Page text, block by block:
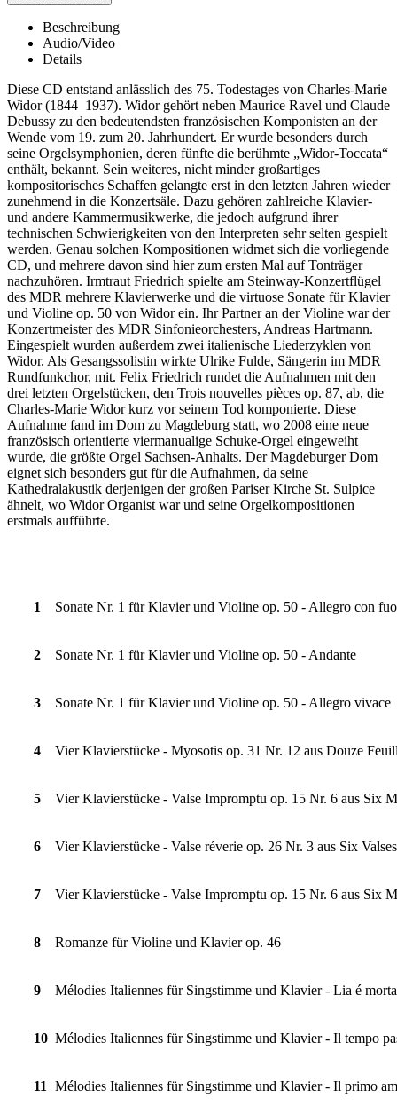
Beschreibung
Audio/Video
Details
Diese CD entstand anlässlich des 75. Todestages von Charles-Marie
Widor (1844–1937). Widor gehört neben Maurice Ravel und Claude
Debussy zu den bedeutendsten französischen Komponisten an der
Wende vom 19. zum 20. Jahrhundert. Er wurde besonders durch
seine Orgelsymphonien, deren fünfte die berühmte „Widor-Toccata“
enthält, bekannt. Sein weiteres, nicht minder großartiges
kompositorisches Schaffen gelangte erst in den letzten Jahren wieder
zunehmend in die Konzertsäle. Dazu gehören zahlreiche Klavier-
und andere Kammermusikwerke, die jedoch aufgrund ihrer
technischen Schwierigkeiten von den Interpreten sehr selten gespielt
werden. Genau solchen Kompositionen widmet sich die vorliegende
CD, und mehrere davon sind hier zum ersten Mal auf Tonträger
nachzuhören. Irmtraut Friedrich spielte am Steinway-Konzertflügel
des MDR mehrere Klavierwerke und die virtuose Sonate für Klavier
und Violine op. 50 von Widor ein. Ihr Partner an der Violine war der
Konzertmeister des MDR Sinfonieorchesters, Andreas Hartmann.
Eingespielt wurden außerdem zwei italienische Liederzyklen von
Widor. Als Gesangssolistin wirkte Ulrike Fulde, Sängerin im MDR
Rundfunkchor, mit. Felix Friedrich rundet die Aufnahmen mit den
drei letzten Orgelstücken, den Trois nouvelles pièces op. 87, ab, die
Charles-Marie Widor kurz vor seinem Tod komponierte. Diese
Aufnahme fand im Dom zu Magdeburg statt, wo 2008 eine neue
französisch orientierte viermanualige Schuke-Orgel eingeweiht
wurde, die größte Orgel Sachsen-Anhalts. Der Magdeburger Dom
eignet sich besonders gut für die Aufnahmen, da seine
Kathedralakustik derjenigen der großen Pariser Kirche St. Sulpice
ähnelt, wo Widor Organist war und seine Orgelkompositionen
erstmals aufführte.
1 Sonate Nr. 1 für Klavier und Violine op. 50 - Allegro con
2 Sonate Nr. 1 für Klavier und Violine op. 50 - Andante
3 Sonate Nr. 1 für Klavier und Violine op. 50 - Allegro vivace
4 Vier Klavierstücke - Myosotis op. 31 Nr. 12 aus Douze
5 Vier Klavierstücke - Valse Impromptu op. 15 Nr. 6 aus Six
6 Vier Klavierstücke - Valse réverie op. 26 Nr. 3 aus Six
7 Vier Klavierstücke - Valse Impromptu op. 15 Nr. 6 aus Six
8 Romanze für Violine und Klavier op. 46
9 Mélodies Italiennes für Singstimme und Klavier - Lia é morta
10 Mélodies Italiennes für Singstimme und Klavier - Il tempo
11 Mélodies Italiennes für Singstimme und Klavier - Il primo